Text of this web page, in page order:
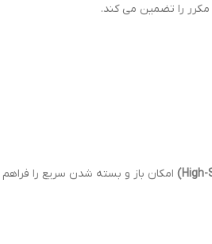
را تضمین می کند.
امکان باز و بسته شدن سریع را فراهم